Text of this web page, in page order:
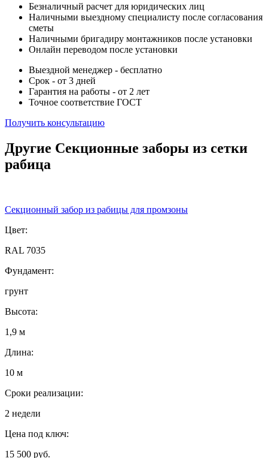
Безналичный расчет для юридических лиц
Наличными выездному специалисту после согласования
сметы
Наличными бригадиру монтажников после установки
Онлайн переводом после установки
Выездной менеджер - бесплатно
Срок - от 3 дней
Гарантия на работы - от 2 лет
Точное соответствие ГОСТ
Получить консультацию
Другие Секционные заборы из сетки
рабица
Секционный забор из рабицы для промзоны
Цвет:
RAL 7035
Фундамент:
грунт
Высота:
1,9 м
Длина:
10 м
Сроки реализации:
2 недели
Цена под ключ:
15 500 руб.